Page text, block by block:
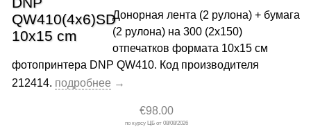
Донорная лента (2 рулона) + бумага
(2 рулона) на 300 (2x150)
отпечатков формата 10x15 см
фотопринтера DNP QW410. Код производителя
212414.
€98.00
08/08/2026